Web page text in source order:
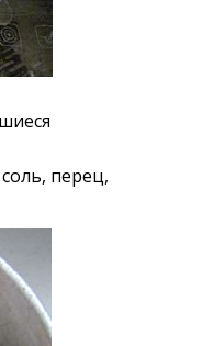
перец,